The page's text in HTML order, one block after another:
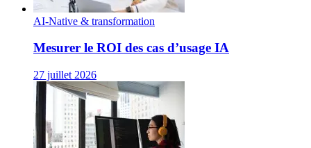
AI-Native & transformation
Mesurer le ROI des cas d’usage IA
27 juillet 2026